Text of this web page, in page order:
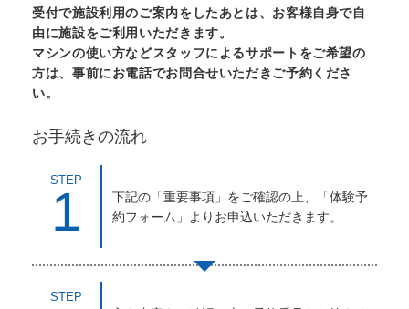
受付で施設利用のご案内をしたあとは、お客様自身で自
由に施設をご利用いただきます。
マシンの使い方などスタッフによるサポートをご希望の
方は、事前にお電話でお問合せいただきご予約くださ
い。
お手続きの流れ
STEP
1
下記の「重要事項」をご確認の上、「体験予
約フォーム」よりお申込いただきます。
STEP